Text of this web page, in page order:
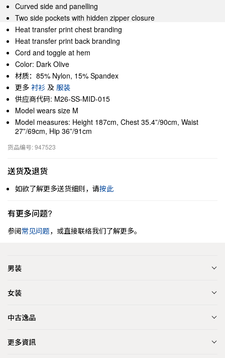
Curved side and panelling
Two side pockets with hidden zipper closure
Heat transfer print chest branding
Heat transfer print back branding
Cord and toggle at hem
Color: Dark Olive
材质：85% Nylon, 15% Spandex
更多 衬衫 及 服装
供应商代码: M26-SS-MID-015
Model wears size M
Model measures: Height 187cm, Chest 35.4”/90cm, Waist
27”/69cm, Hip 36”/91cm
货品编号: 947523
送货及退货
如欲了解更多送货细则，请按此
有更多问题?
参阅常见问题，或直接联络我们了解更多。
男装
女装
中古逸品
更多資訊